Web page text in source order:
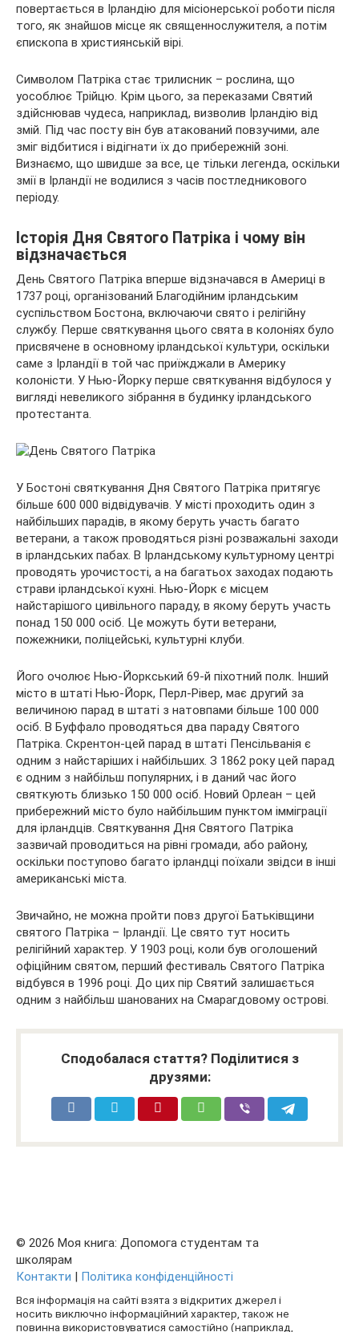
повертається в Ірландію для місіонерської роботи після
того, як знайшов місце як священнослужителя, а потім
єпископа в християнській вірі.
Символом Патріка стає трилисник – рослина, що
уособлює Трійцю. Крім цього, за переказами Святий
здійснював чудеса, наприклад, визволив Ірландію від
змій. Під час посту він був атакований повзучими, але
зміг відбитися і відігнати їх до прибережній зоні.
Визнаємо, що швидше за все, це тільки легенда, оскільки
змії в Ірландії не водилися з часів постледникового
періоду.
Історія Дня Святого Патріка і чому він
відзначається
День Святого Патріка вперше відзначався в Америці в
1737 році, організований Благодійним ірландським
суспільством Бостона, включаючи свято і релігійну
службу. Перше святкування цього свята в колоніях було
присвячене в основному ірландської культури, оскільки
саме з Ірландії в той час приїжджали в Америку
колоністи. У Нью-Йорку перше святкування відбулося у
вигляді невеликого зібрання в будинку ірландського
протестанта.
У Бостоні святкування Дня Святого Патріка притягує
більше 600 000 відвідувачів. У місті проходить один з
найбільших парадів, в якому беруть участь багато
ветерани, а також проводяться різні розважальні заходи
в ірландських пабах. В Ірландському культурному центрі
проводять урочистості, а на багатьох заходах подають
страви ірландської кухні. Нью-Йорк є місцем
найстарішого цивільного параду, в якому беруть участь
понад 150 000 осіб. Це можуть бути ветерани,
пожежники, поліцейські, культурні клуби.
Його очолює Нью-Йоркський 69-й піхотний полк. Інший
місто в штаті Нью-Йорк, Перл-Рівер, має другий за
величиною парад в штаті з натовпами більше 100 000
осіб. В Буффало проводяться два параду Святого
Патріка. Скрентон-цей парад в штаті Пенсільванія є
одним з найстаріших і найбільших. З 1862 року цей парад
є одним з найбільш популярних, і в даний час його
святкують близько 150 000 осіб. Новий Орлеан – цей
прибережний місто було найбільшим пунктом імміграції
для ірландців. Святкування Дня Святого Патріка
зазвичай проводиться на рівні громади, або району,
оскільки поступово багато ірландці поїхали звідси в інші
американські міста.
Звичайно, не можна пройти повз другої Батьківщини
святого Патріка – Ірландії. Це свято тут носить
релігійний характер. У 1903 році, коли був оголошений
офіційним святом, перший фестиваль Святого Патріка
відбувся в 1996 році. До цих пір Святий залишається
одним з найбільш шанованих на Смарагдовому острові.
Сподобалася стаття? Поділитися з
друзями:
© 2026 Моя книга: Допомога студентам та
школярам
Контакти | Політика конфіденційності
Вся інформація на сайті взята з відкритих джерел і
носить виключно інформаційний характер, також не
повинна використовуватися самостійно (наприклад,